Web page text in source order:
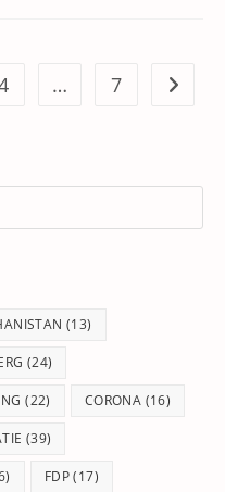
… 7 Zur
(13)
(24)
(22) CORONA (16)
(39)
FDP(17)